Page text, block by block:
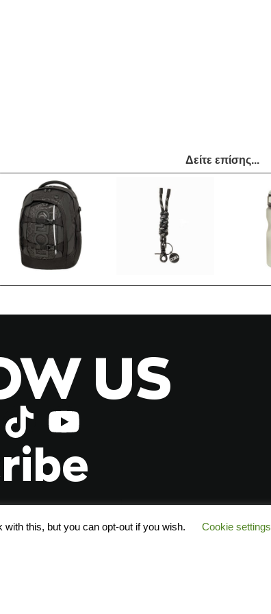
Δείτε επίσης...
US
this, but you can opt-out if you wish. Cookie settings